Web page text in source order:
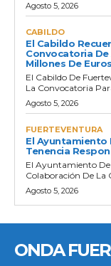
Agosto 5, 2026
CABILDO
El Cabildo
Convocatoria De
Millones De Euros
El Cabildo De
La Convocatoria
Agosto 5, 2026
FUERTEVENTURA
El Ayuntamiento
Tenencia
El Ayuntamiento
Colaboración De La
Agosto 5, 2026
ONDA